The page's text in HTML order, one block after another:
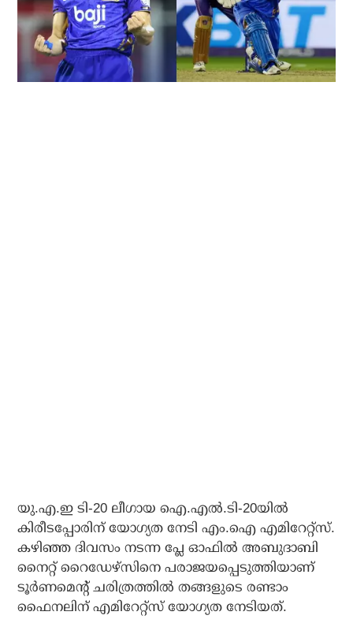
യു.എ.ഇ ടി-20 ലീഗായ ഐ.എല്‍.ടി-20യില്‍
കിരീടപ്പോരിന് യോഗ്യത നേടി എം.ഐ എമിറേറ്റ്‌സ്.
കഴിഞ്ഞ ദിവസം നടന്ന പ്ലേ ഓഫില്‍ അബുദാബി
നൈറ്റ് റൈഡേഴ്‌സിനെ പരാജയപ്പെടുത്തിയാണ്
ടൂര്‍ണമെന്റ് ചരിത്രത്തില്‍ തങ്ങളുടെ രണ്ടാം
ഫൈനലിന് എമിറേറ്റ്‌സ് യോഗ്യത നേടിയത്.